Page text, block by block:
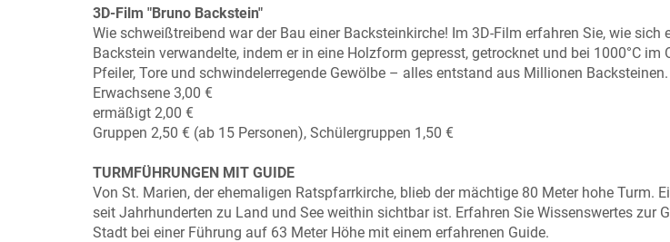
3D-Film "Bruno Backstein"
Wie schweißtreibend war der Bau einer Backsteinkirche! Im 3D-Film erfahren Sie, wie sich
Backstein verwandelte, indem er in eine Holzform gepresst, getrocknet und bei 1000°C im
Pfeiler, Tore und schwindelerregende Gewölbe – alles entstand aus Millionen Backsteinen.
Erwachsene 3,00 €
ermäßigt 2,00 €
Gruppen 2,50 € (ab 15 Personen), Schülergruppen 1,50 €
TURMFÜHRUNGEN MIT GUIDE
Von St. Marien, der ehemaligen Ratspfarrkirche, blieb der mächtige 80 Meter hohe Turm.
seit Jahrhunderten zu Land und See weithin sichtbar ist. Erfahren Sie Wissenswertes zur
Stadt bei einer Führung auf 63 Meter Höhe mit einem erfahrenen Guide.